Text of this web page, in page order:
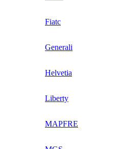
Fiatc
Generali
Helvetia
Liberty
MAPFRE